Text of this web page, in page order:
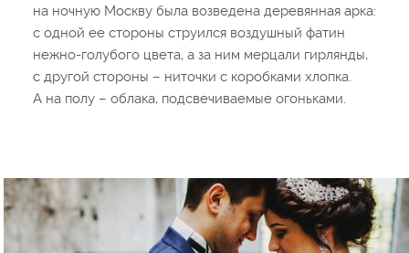
на ночную Москву была возведена деревянная арка:
с одной ее стороны струился воздушный фатин
нежно-голубого цвета, а за ним мерцали гирлянды,
с другой стороны – ниточки с коробками хлопка.
А на полу – облака, подсвечиваемые огоньками.